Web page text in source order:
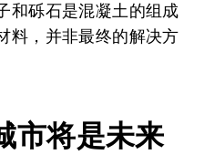
和砾石是混凝土的组成
料，并非最终的解决方
市将是未来